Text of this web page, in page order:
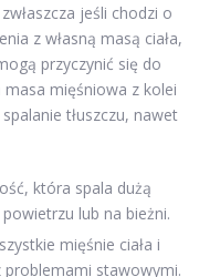
jeśli chodzi o
z własną masą ciała,
przyczynić się do
mięśniowa z kolei
tłuszczu, nawet
która spala dużą
lub na bieżni.
mięśnie ciała i
stawowymi.